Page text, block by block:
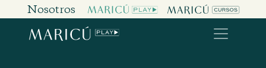
Nosotros